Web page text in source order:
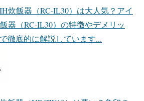
炊飯器（RC-IL30）は大人気？ アイ
器（RC-IL30）の特徴やデメリッ
徹底的に解説しています...